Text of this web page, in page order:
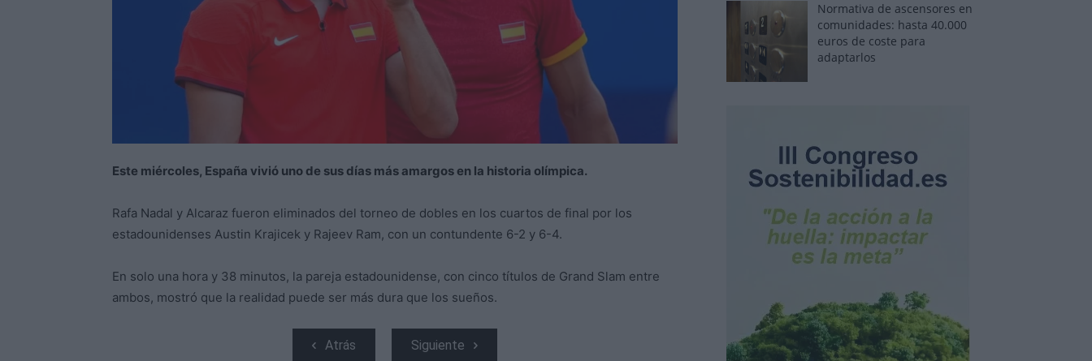
Este miércoles, España vivió uno de sus días más amargos en la historia olímpica.
Rafa Nadal y Alcaraz fueron eliminados del torneo de dobles en los cuartos de final por los
estadounidenses Austin Krajicek y Rajeev Ram, con un contundente 6-2 y 6-4.
En solo una hora y 38 minutos, la pareja estadounidense, con cinco títulos de Grand Slam entre
ambos, mostró que la realidad puede ser más dura que los sueños.
Atrás Siguiente
Normativa de ascensores en
comunidades: hasta 40.000
euros de coste para
adaptarlos